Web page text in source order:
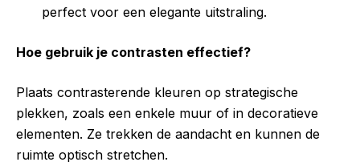
perfect voor een elegante uitstraling.
Hoe gebruik je contrasten effectief?
Plaats contrasterende kleuren op strategische
plekken, zoals een enkele muur of in decoratieve
elementen. Ze trekken de aandacht en kunnen de
ruimte optisch stretchen.